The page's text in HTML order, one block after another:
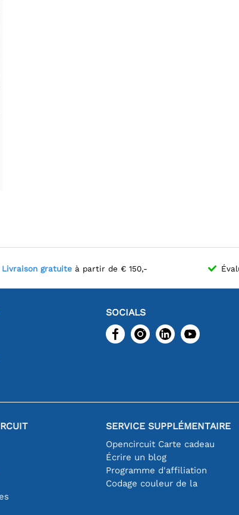
Livraison gratuiteà partir de € 150,-
SOCIALS
SERVICE SUPPLÉMENTAIRE
Opencircuit Carte cadeau
Écrire un blog
Programme d'affiliation
Codage couleur de la